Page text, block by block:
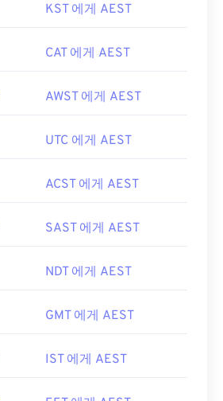
KST 에게 AEST
CAT 에게 AEST
AWST 에게 AEST
UTC 에게 AEST
ACST 에게 AEST
SAST 에게 AEST
NDT 에게 AEST
GMT 에게 AEST
IST 에게 AEST